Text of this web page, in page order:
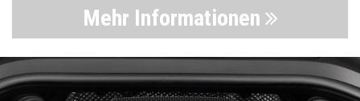
Mehr Informationen